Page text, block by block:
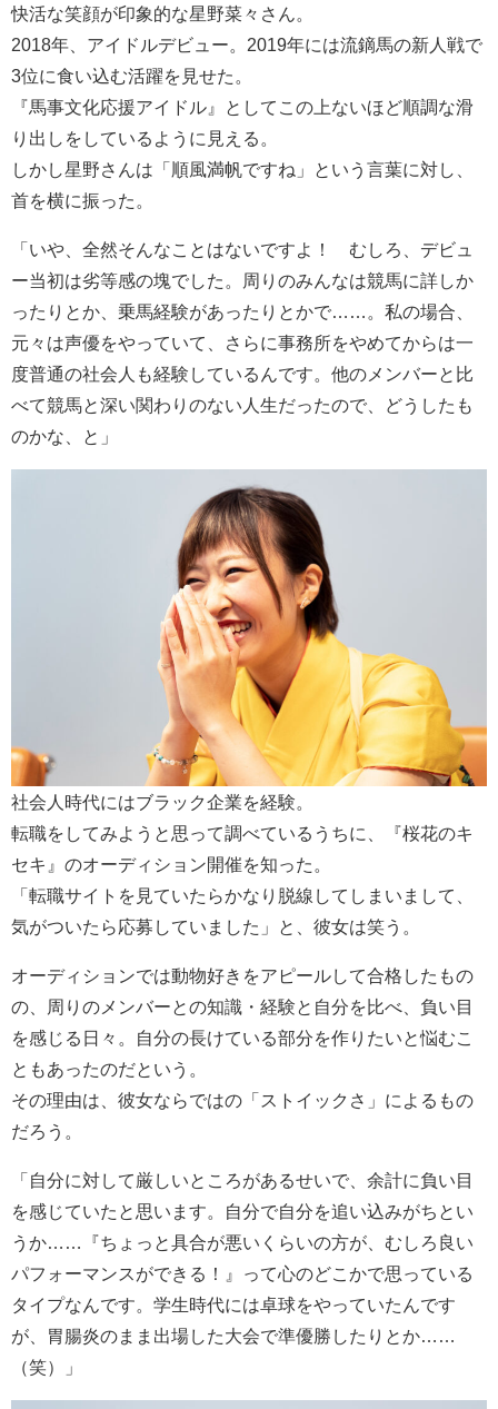
快活な笑顔が印象的な星野菜々さん。
2018年、アイドルデビュー。2019年には流鏑馬の新人戦で
3位に食い込む活躍を見せた。
『馬事文化応援アイドル』としてこの上ないほど順調な滑
り出しをしているように見える。
しかし星野さんは「順風満帆ですね」という言葉に対し、
首を横に振った。
「いや、全然そんなことはないですよ！ むしろ、デビュ
ー当初は劣等感の塊でした。周りのみんなは競馬に詳しか
ったりとか、乗馬経験があったりとかで……。私の場合、
元々は声優をやっていて、さらに事務所をやめてからは一
度普通の社会人も経験しているんです。他のメンバーと比
べて競馬と深い関わりのない人生だったので、どうしたも
のかな、と」
社会人時代にはブラック企業を経験。
転職をしてみようと思って調べているうちに、『桜花のキ
セキ』のオーディション開催を知った。
「転職サイトを見ていたらかなり脱線してしまいまして、
気がついたら応募していました」と、彼女は笑う。
オーディションでは動物好きをアピールして合格したもの
の、周りのメンバーとの知識・経験と自分を比べ、負い目
を感じる日々。自分の長けている部分を作りたいと悩むこ
ともあったのだという。
その理由は、彼女ならではの「ストイックさ」によるもの
だろう。
「自分に対して厳しいところがあるせいで、余計に負い目
を感じていたと思います。自分で自分を追い込みがちとい
うか……『ちょっと具合が悪いくらいの方が、むしろ良い
パフォーマンスができる！』って心のどこかで思っている
タイプなんです。学生時代には卓球をやっていたんです
が、胃腸炎のまま出場した大会で準優勝したりとか……
（笑）」